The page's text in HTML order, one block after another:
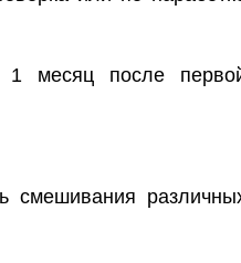
1 месяц после
смешивания